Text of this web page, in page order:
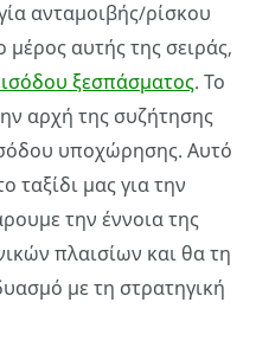
ανταμοιβής/ρίσκου
αυτής της σειράς,
ξεσπάσματος. Το
αρχή της συζήτησης
υποχώρησης. Αυτό
ταξίδι μας για την
την έννοια της
πλαισίων και θα τη
με τη στρατηγική